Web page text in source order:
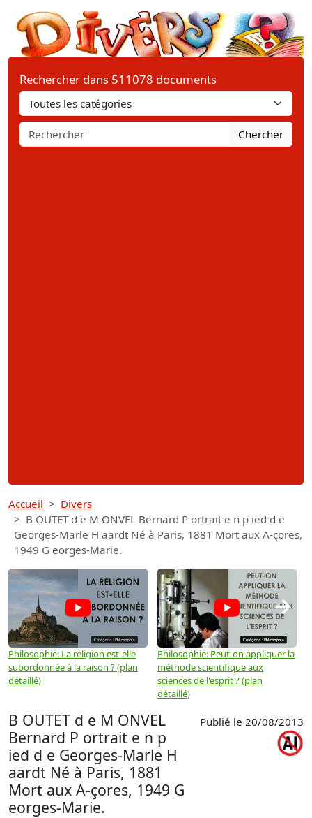
Rechercher dans 511078 documents
Chercher
Accueil
Divers
B OUTET d e M ONVEL Bernard P ortrait e n p ied d e
Georges-Marle H aardt Né à Paris, 1881 Mort aux A-çores,
1949 G eorges-Marie.
Philosophie: La religion est-elle
subordonnée à la raison ? (plan
détaillé)
Philosophie: Peut-on appliquer la
méthode scientifique aux
sciences de l'esprit ? (plan
détaillé)
→
B OUTET d e M ONVEL
Bernard P ortrait e n p
ied d e Georges-Marle H
aardt Né à Paris, 1881
Mort aux A-çores, 1949 G
eorges-Marie.
Publié le 20/08/2013